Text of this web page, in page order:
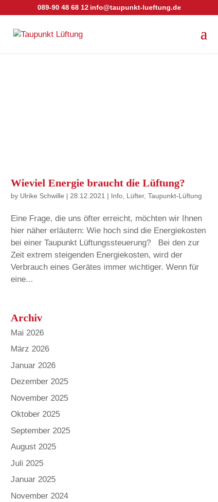
089-90 48 68 12 info@taupunkt-lueftung.de
Wieviel Energie braucht die Lüftung?
by Ulrike Schwille | 28.12.2021 | Info Lüfter,Taupunkt-Lüftung
Eine Frage, die uns öfter erreicht, möchten wir Ihnen
hier näher erläutern: Wie hoch sind die Energiekosten
bei einer Taupunkt Lüftungssteuerung? Bei den zur
Zeit extrem steigenden Energiekosten, wird der
Verbrauch eines Gerätes immer wichtiger. Wenn für
eine...
Archiv
Mai 2026
März 2026
Januar 2026
Dezember 2025
November 2025
Oktober 2025
September 2025
August 2025
Juli 2025
Januar 2025
November 2024